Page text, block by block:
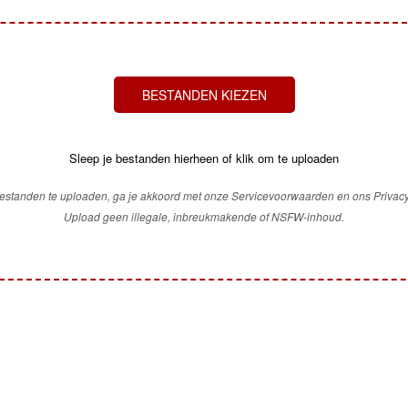
BESTANDEN KIEZEN
Sleep je bestanden hierheen of klik om te uploaden
te uploaden, ga je akkoord met onze Servicevoorwaarden en ons
Upload geen illegale, inbreukmakende of NSFW-inhoud.